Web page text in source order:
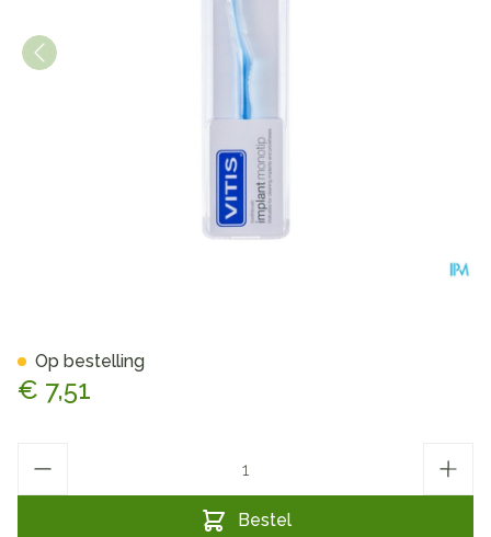
€ 7,51
Bestel
Op bestelling